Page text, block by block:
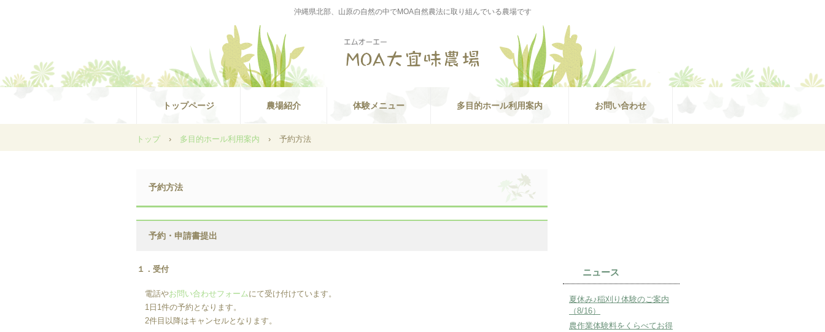
沖縄県北部、山原の自然の中でMOA自然農法に取り組んでいる農場です
トップページ 農場紹介 体験メニュー 多目的ホール利用案内 お問い合わせ
トップ › 多目的ホール利用案内 › 予約方法
予約方法
予約・申請書提出
１．受付
電話やお問い合わせフォームにて受け付けています。
1日1件の予約となります。
2件目以降はキャンセルとなります。
ニュース
夏休み♪稲刈り体験のご案内
（8/16）
農作業体験料をくらべてお得